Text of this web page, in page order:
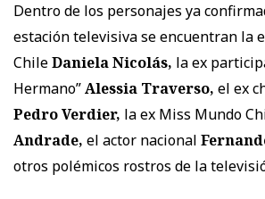
Dentro de los personajes ya
estación televisiva se encuentran la
ChileDaniela Nicolás, la ex
Hermano”Alessia Traverso, el ex
Pedro Verdier, la ex Miss Mundo
Andrade, el actor nacional
otros polémicos rostros de la